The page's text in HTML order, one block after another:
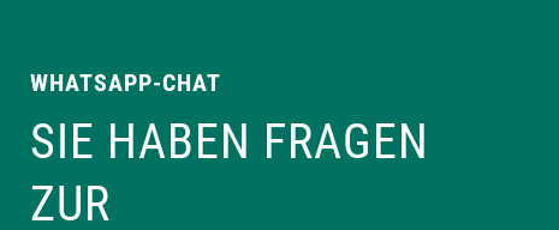
WHATSAPP-CHAT
SIE HABEN FRAGEN
ZUR